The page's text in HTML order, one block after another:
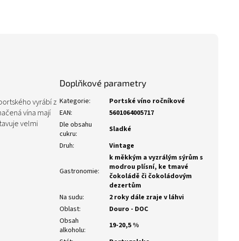
vyrábí z
vína mají
velmi
Doplňkové parametry
Kategorie:
Portské víno ročníkové
EAN:
5601064005717
Dle obsahu
cukru:
Sladké
Druh: Vintage
Gastronomie:
k měkkým a vyzrálým sýrům s
modrou plísní, ke tmavé
čokoládě či čokoládovým
dezertům
Na sudu:
2 roky dále zraje v láhvi
Oblast:
Douro - DOC
Obsah
alkoholu:
19-20,5 %